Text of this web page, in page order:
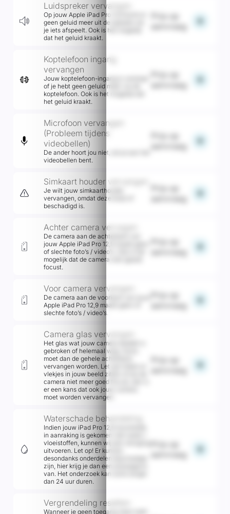
Luidspreker vervangen
Op jouw Apple iPad Pro 12,9 komt er
geen geluid meer uit de speaker als
je iets afspeelt. Ook is het mogelijk
dat het geluid kraakt.
aanvraag
add
Koptelefoon ingang
vervangen
Jouw koptelefoon-ingang is verstopt
of je hebt geen geluid meer via de
koptelefoon. Ook is het mogelijk dat
het geluid kraakt.
aanvraag
add
Microfoon vervangen
(Probleem tijdens
videobellen)
De ander hoort jou niet, als je aan het
videobellen bent.
aanvraag
add
Simkaart houder vervangen
Je wilt jouw simkaarthouder
vervangen, omdat deze kwijt of
beschadigd is.
Prijs op
aanvraag
add
Achter camera vervagen
De camera aan de achterkant van
jouw Apple iPad Pro 12,9 maakt geen
of slechte foto’s / video’s. Ook is het
mogelijk dat de camera niet (goed)
focust.
Prijs op
aanvraag
add
Voor camera vervangen
De camera aan de voorkant van jouw
Apple iPad Pro 12,9 maakt geen of
slechte foto’s / video’s.
Prijs op
aanvraag
add
Camera glas vervangen
Het glas wat jouw camera bedekt is
gebroken of helemaal weg. Soms
moet dan de gehele achterkant
vervangen worden. Let op! Indien er
vlekjes in jouw beeld zitten of als de
camera niet meer goed focust, dan is
er een kans dat ook jouw camera
moet worden vervangen.
aanvraag
add
Waterschade behandeling
Indien jouw iPad Pro 12,9 recentelijk
in aanraking is gekomen met water /
vloeistoffen, kunnen wij een reiniging
uitvoeren. Let op! Er kunnen
desondanks onderdelen beschadigd
zijn, hier krijg je dan een prijsopgave
van. Het onderzoek kan soms langer
dan 24 uur duren.
aanvraag
add
Vergrendeling resetten
Wanneer je geen toegang meer hebt